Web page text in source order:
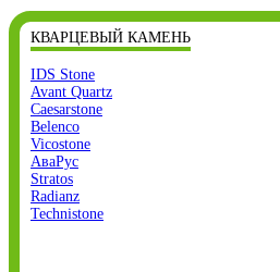
КВАРЦЕВЫЙ КАМЕНЬ
IDS Stone
Avant Quartz
Caesarstone
Belenco
Vicostone
АваРус
Stratos
Radianz
Technistone